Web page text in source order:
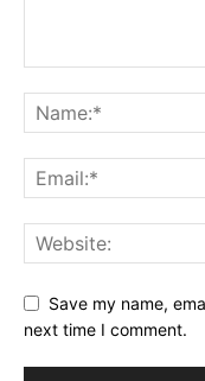
Save my name,
next time I comment.